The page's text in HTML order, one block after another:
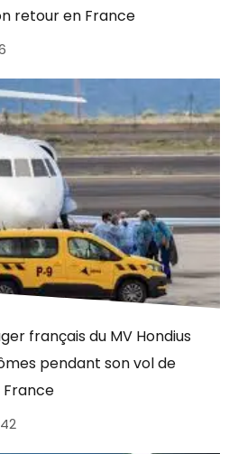
retour en France
français du MV Hondius
pendant son vol de